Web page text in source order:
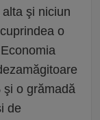
şi niciun
o
şi o grămadă
de